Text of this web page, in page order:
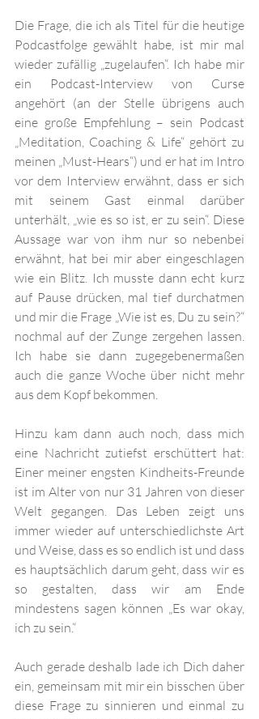
Die Frage, die ich als Titel für die heutige
Podcastfolge gewählt habe, ist mir mal
wieder zufällig „zugelaufen“. Ich habe mir
ein Podcast-Interview von Curse
angehört (an der Stelle übrigens auch
eine große Empfehlung – sein Podcast
„Meditation, Coaching & Life“ gehört zu
meinen „Must-Hears“) und er hat im Intro
vor dem Interview erwähnt, dass er sich
mit seinem Gast einmal darüber
unterhält, „wie es so ist, er zu sein“. Diese
Aussage war von ihm nur so nebenbei
erwähnt, hat bei mir aber eingeschlagen
wie ein Blitz. Ich musste dann echt kurz
auf Pause drücken, mal tief durchatmen
und mir die Frage „Wie ist es, Du zu sein?“
nochmal auf der Zunge zergehen lassen.
Ich habe sie dann zugegebenermaßen
auch die ganze Woche über nicht mehr
aus dem Kopf bekommen.
Hinzu kam dann auch noch, dass mich
eine Nachricht zutiefst erschüttert hat:
Einer meiner engsten Kindheits-Freunde
ist im Alter von nur 31 Jahren von dieser
Welt gegangen. Das Leben zeigt uns
immer wieder auf unterschiedlichste Art
und Weise, dass es so endlich ist und dass
es hauptsächlich darum geht, dass wir es
so gestalten, dass wir am Ende
mindestens sagen können „Es war okay,
ich zu sein.“
Auch gerade deshalb lade ich Dich daher
ein, gemeinsam mit mir ein bisschen über
diese Frage zu sinnieren und einmal zu